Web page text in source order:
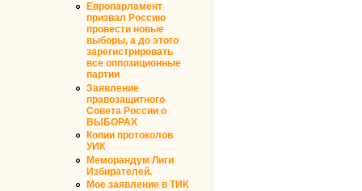
Европарламент
призвал Россию
провести новые
выборы, а до этого
зарегистрировать
все оппозиционные
партии
Заявление
правозащитного
Совета России о
ВЫБОРАХ
Копии протоколов
УИК
Меморандум Лиги
Избирателей.
Мое заявление в ТИК